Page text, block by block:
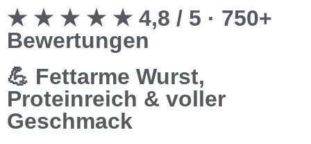
★ ★ ★ ★ ★ 4,8 / 5 · 750+
Bewertungen
💪 Fettarme Wurst,
Proteinreich & voller
Geschmack